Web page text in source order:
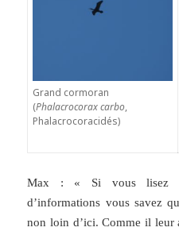
Grand cormoran
(Phalacrocorax carbo,
Phalacrocoracidés)
Max : « Si vous lisez
d’informations vous savez
non loin d’ici. Comme il leur